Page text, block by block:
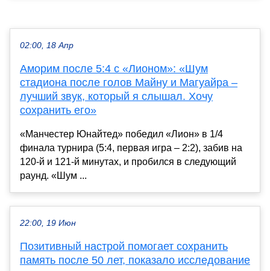
02:00, 18 Апр
Аморим после 5:4 с «Лионом»: «Шум
стадиона после голов Майну и Магуайра –
лучший звук, который я слышал. Хочу
сохранить его»
«Манчестер Юнайтед» победил «Лион» в 1/4
финала турнира (5:4, первая игра – 2:2), забив на
120-й и 121-й минутах, и пробился в следующий
раунд. «Шум ...
22:00, 19 Июн
Позитивный настрой помогает сохранить
память после 50 лет, показало исследование